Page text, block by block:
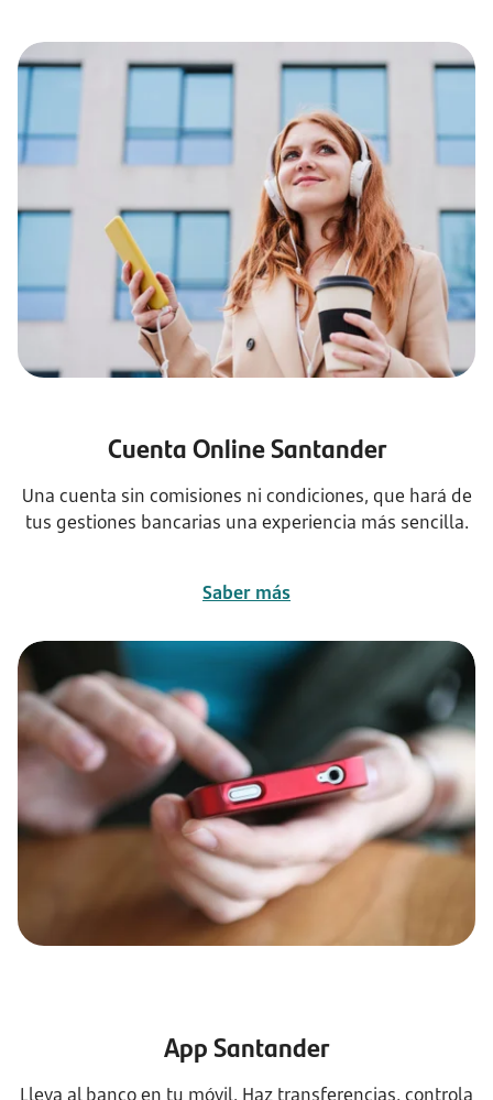
Cuenta Online Santander
Una cuenta sin comisiones ni condiciones, que hará de
tus gestiones bancarias una experiencia más sencilla.
Saber más
App Santander
Lleva al banco en tu móvil. Haz transferencias, controla